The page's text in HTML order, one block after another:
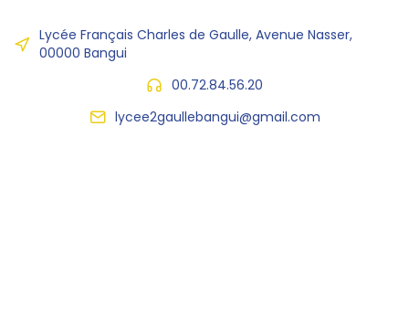
Lycée Français Charles de Gaulle, Avenue Nasser,
00000 Bangui
00.72.84.56.20
lycee2gaullebangui@gmail.com